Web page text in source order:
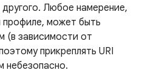
Любое намерение,
может быть
(в зависимости от
прикреплять URI
небезопасно.